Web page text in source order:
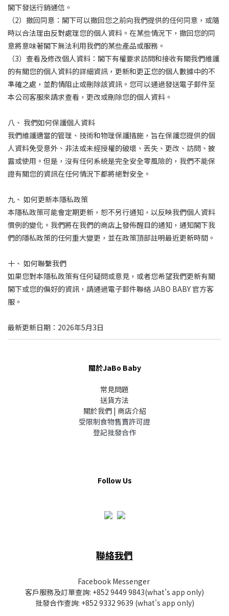
閣下發送行銷通信。
（2）撤回同意：閣下可以撤回您之前向我們提供的任何同意，或隨
時以合法理由反對處理您的個人資料。在某些情況下，撤回您的同
意將意味著閣下無法利用我們的某些產品或服務。
（3）查看及修改個人資料：閣下有權要求訪問和接收有關我們維護
的有關您的個人資料的詳細資訊，更新和更正您的個人數據中的不
準確之處，並酌情阻止或刪除該資訊。您可以通過發送電子郵件至
本公司客服來請求查看，更改或刪除您的個人資料。
八、 我們如何保護個人資料
我們維護適當的管理、技術和物理保護措施，旨在保護您提供的個
人資料免受意外、非法或未經授權的破壞、丟失、更改、訪問、披
露或使用。但是，沒有任何系統是完全安全零風險的，我們不能保
證有關您的資訊在任何情況下都將絕對安全。
九、 如何更新本隱私政策
本隱私政策可能會定期更新，恕不另行通知，以反映我們個人資料
慣例的變化。我們將在我們的商店上發佈醒目的通知，通知閣下我
們的隱私政策的任何重大變更，並在政策頂部註明最近更新時間。
十、 如何聯繫我們
如果您對本隱私政策有任何疑問或意見，或者您希望我們更新有關
閣下或您的偏好的資訊，請通過電子郵件聯絡 JABO BABY 官方客
服。
最新更新日期：2026年5月3日
關於JaBo Baby
常見問題
送貨方法
關於我們 | 商店介紹
受限制食物售賣許可證
登記批發合作
Follow Us
聯絡我們
Facebook Messenger
客戶服務及訂單查詢: +852 9449 9843(what's app only)
批發合作查詢: +852 9332 9639 (what's app only)